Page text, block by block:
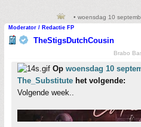
• woensdag 10
Moderator / Redactie FP
TheStigsDutchCousin
Brabo
Op woensdag 10
The_Substitute het volgende:
Volgende week..